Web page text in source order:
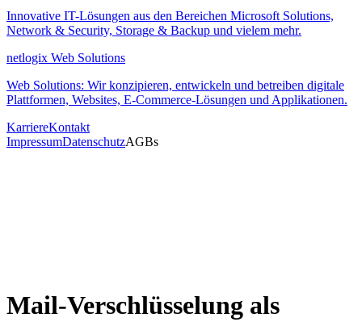
Innovative IT-Lösungen aus den Bereichen Microsoft Solutions,
Network & Security, Storage & Backup und vielem mehr.
netlogix Web Solutions
Web Solutions: Wir konzipieren, entwickeln und betreiben digitale
Plattformen, Websites, E-Commerce-Lösungen und Applikationen.
KarriereKontakt
ImpressumDatenschutzAGBs
Mail-Verschlüsselung als